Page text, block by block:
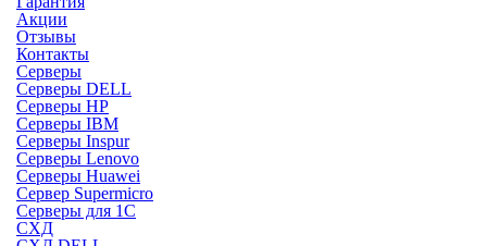
Акции
Отзывы
Контакты
Серверы
Серверы DELL
Серверы HP
Серверы IBM
Серверы Inspur
Серверы Lenovo
Серверы Huawei
Сервер Supermicro
Серверы для 1C
СХД